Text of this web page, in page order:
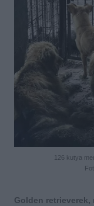
126 kutya
Golden